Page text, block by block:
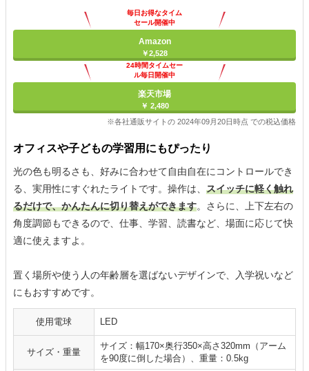
毎日お得なタイム
セール開催中
Amazon
￥2,528
24時間タイムセー
ル毎日開催中
楽天市場
￥ 2,480
※各社通販サイトの 2024年09月20日時点 での税込価格
オフィスや子どもの学習用にもぴったり
光の色も明るさも、好みに合わせて自由自在にコントロールでき
る、実用性にすぐれたライトです。操作は、 スイッチに軽く触れ
るだけで、かんたんに切り替えができます。さらに、上下左右の
角度調節もできるので、仕事、学習、読書など、場面に応じて快
適に使えますよ。
置く場所や使う人の年齢層を選ばないデザインで、入学祝いなど
にもおすすめです。
使用電球 LED
サイズ・重量
サイズ：幅170×奥行350×高さ320mm（アーム
を90度に倒した場合）、重量：0.5kg